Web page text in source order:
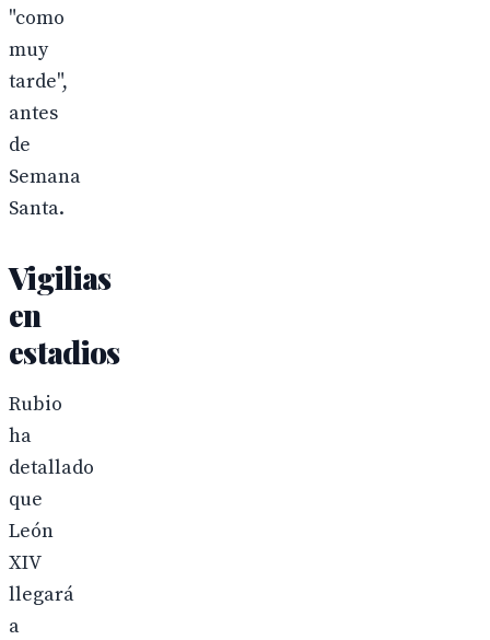
"como
muy
tarde",
antes
de
Semana
Santa.
Vigilias
en
estadios
Rubio
ha
detallado
que
León
XIV
llegará
a